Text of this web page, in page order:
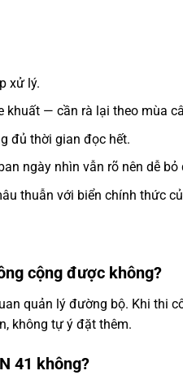
xử lý.
khuất — cần rà lại theo mùa
đủ thời gian đọc hết.
ngày nhìn vẫn rõ nên dễ bỏ
thuẫn với biển chính thức
cộng được không?
quản lý đường bộ. Khi thi
không tự ý đặt thêm.
41 không?